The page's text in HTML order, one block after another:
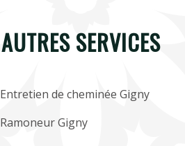
AUTRES SERVICES
Entretien de cheminée Gigny
Ramoneur Gigny